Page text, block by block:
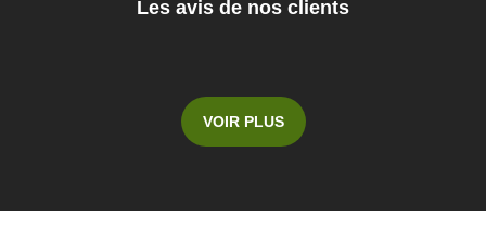
Les avis de nos clients
VOIR PLUS